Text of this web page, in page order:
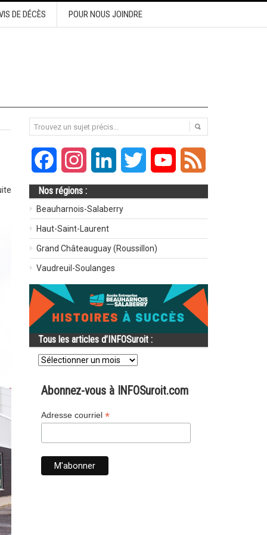
DE DÉCÈS POUR NOUS JOINDRE
FacebookInstagramLinkedIn Twitter YouTube
Nos régions :
Beauharnois-Salaberry
Haut-Saint-Laurent
Grand Châteauguay (Roussillon)
Vaudreuil-Soulanges
Tous les articles d’INFOSuroit :
Tous
les
d’INFOSuroit
Abonnez-vous à INFOSuroit.com
Adresse courriel *